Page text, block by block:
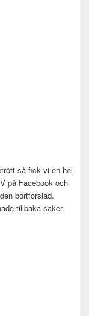
åt en student
så fick vi en hel
på Facebook och
bortforslad.
tillbaka saker